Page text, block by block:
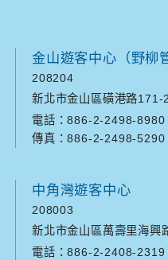
金山遊客中心（野柳
208204
新北市金山區磺港路171-
電話：886-2-2498-8980
傳真：886-2-2498-5290
中角灣遊客中心
208003
新北市金山區萬壽里海興
電話：886-2-2408-2319